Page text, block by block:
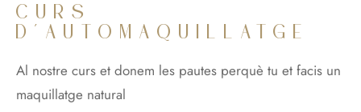
CURS
D'AUTOMAQUILLATGE
Al nostre curs et donem les pautes perquè tu et facis un
maquillatge natural